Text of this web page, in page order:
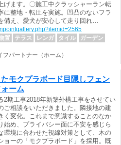
げます。〇施工中クラッシャーラン転
に整地・転圧を実施。凹凸のないフラ
備え、愛犬が安心して走り回れ…
置 テラス レンガ タイル
ガーデン
パートナー（ホーム）
モクプラボード目隠しフェン
ーム
2期工事2018年新築外構工事をさせてい
ご相談をいただきました。隣接地の建
く変化。これまで意識することのなか
始め、プライバシー面に不安を感じら
環境に合わせた視線対策として、木の
ョーの「モクプラボード」を採用。既